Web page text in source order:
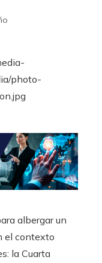
albergar un
el contexto
la Cuarta